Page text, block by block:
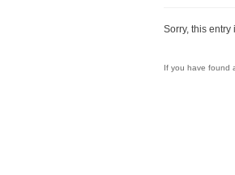
Sorry, this
If you have found